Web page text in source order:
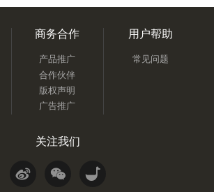
商务合作
产品推广
合作伙伴
版权声明
广告推广
用户帮助
常见问题
关注我们